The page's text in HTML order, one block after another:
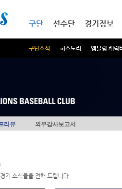
구단
구단소식 히스토리 엠블럼 캐릭
선수단 경기정보
리뷰 외부감사보고서
기 소식들을 전해 드립니다.